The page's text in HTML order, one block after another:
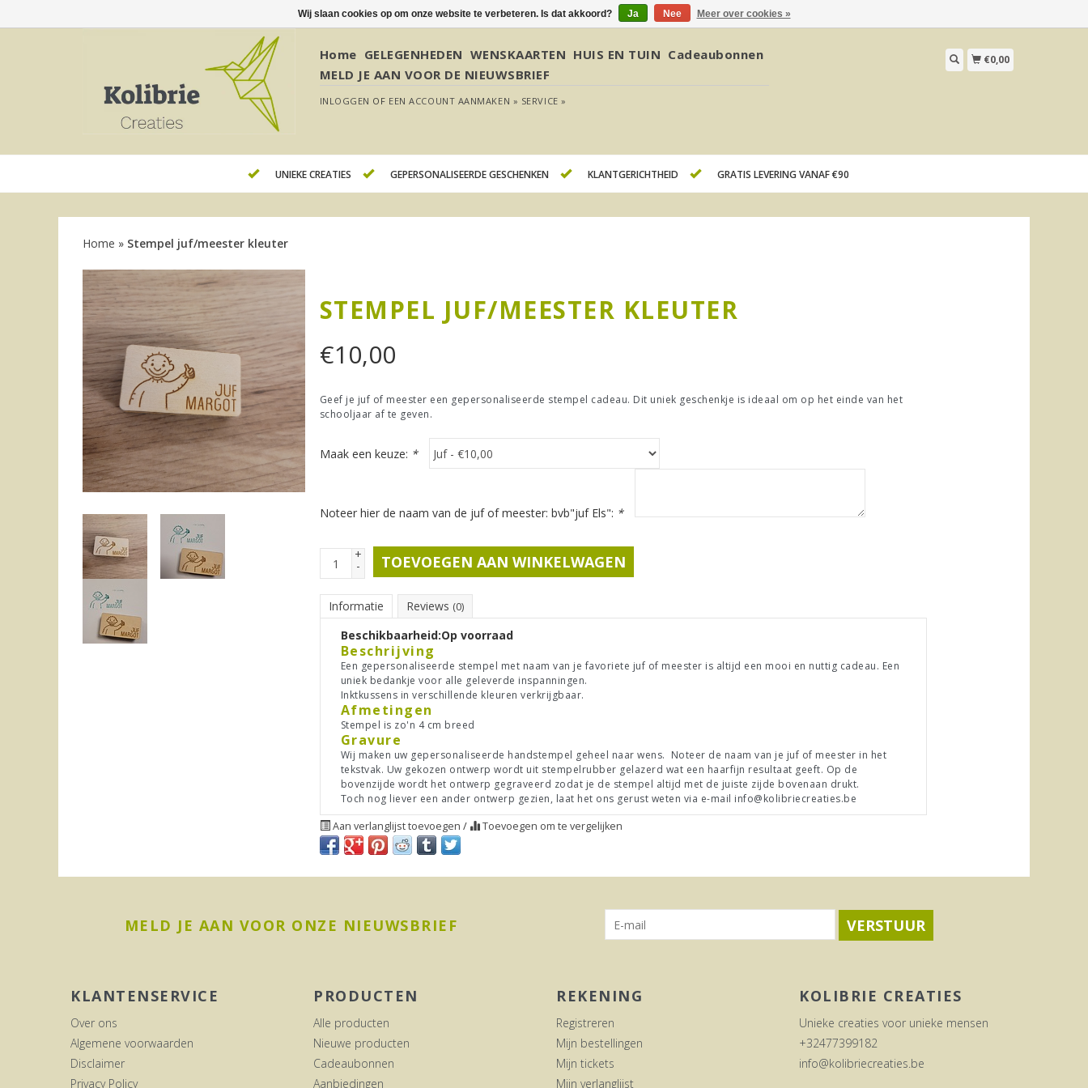
Home GELEGENHEDEN WENSKAARTEN HUIS EN TUIN Cadeaubonnen
MELD JE AAN VOOR DE NIEUWSBRIEF
INLOGGEN OF EEN ACCOUNT AANMAKEN » SERVICE »
€0,00
UNIEKE CREATIES GEPERSONALISEERDE GESCHENKEN KLANTGERICHTHEID GRATIS LEVERING VANAF €90
Home » Stempel juf/meester kleuter
STEMPEL JUF/MEESTER KLEUTER
€10,00
Geef je juf of meester een gepersonaliseerde stempel cadeau. Dit uniek geschenkje is ideaal om op het einde van het
schooljaar af te geven.
Maak een keuze: *
Noteer hier de naam van de juf of meester: bvb"juf Els": *
+
- TOEVOEGEN AAN WINKELWAGEN
Informatie Reviews (0)
Beschikbaarheid:Op voorraad
Beschrijving
Een gepersonaliseerde stempel met naam van je favoriete juf of meester is altijd een mooi en nuttig cadeau. Een
uniek bedankje voor alle geleverde inspanningen.
Inktkussens in verschillende kleuren verkrijgbaar.
Afmetingen
Stempel is zo'n 4 cm breed
Gravure
Wij maken uw gepersonaliseerde handstempel geheel naar wens. Noteer de naam van je juf of meester in het
tekstvak. Uw gekozen ontwerp wordt uit stempelrubber gelazerd wat een haarfijn resultaat geeft. Op de
bovenzijde wordt het ontwerp gegraveerd zodat je de stempel altijd met de juiste zijde bovenaan drukt.
Toch nog liever een ander ontwerp gezien, laat het ons gerust weten via e-mail info@kolibriecreaties.be
Aan verlanglijst toevoegen / Toevoegen om te vergelijken
MELD JE AAN VOOR ONZE NIEUWSBRIEF VERSTUUR
KLANTENSERVICE
Over ons
Algemene voorwaarden
Disclaimer
Privacy Policy
PRODUCTEN
Alle producten
Nieuwe producten
Cadeaubonnen
Aanbiedingen
REKENING
Registreren
Mijn bestellingen
Mijn tickets
Mijn verlanglijst
KOLIBRIE CREATIES
Unieke creaties voor unieke mensen
+32477399182
info@kolibriecreaties.be
Wij slaan cookies op om onze website te verbeteren. Is dat akkoord? Ja Nee Meer over cookies »